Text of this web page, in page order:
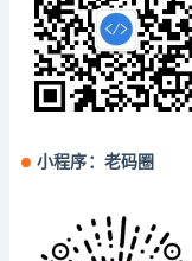
小程序：老码圈